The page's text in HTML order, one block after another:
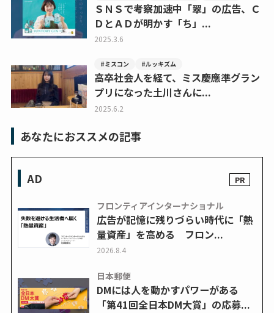
ＳＮＳで考察加速中「翠」の広告、Ｃ
ＤとＡＤが明かす「ち」...
2025.3.6
#ミスコン #ルッキズム
高卒社会人を経て、ミス慶應準グラン
プリになった土川さんに...
2025.6.2
あなたにおススメの記事
AD
フロンティアインターナショナル
広告が記憶に残りづらい時代に「熱
量資産」を高める フロン...
2026.8.4
日本郵便
DMには人を動かすパワーがある
「第41回全日本DM大賞」の応募...